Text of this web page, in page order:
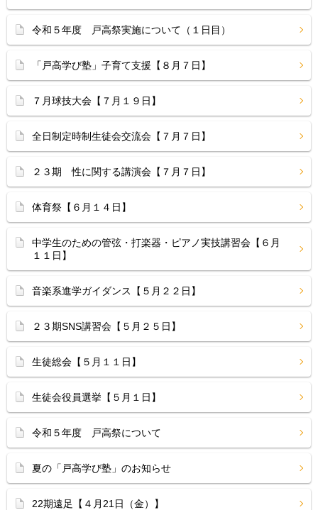
令和５年度 戸高祭実施について（１日目）
「戸高学び塾」子育て支援【８月７日】
７月球技大会【７月１９日】
全日制定時制生徒会交流会【７月７日】
２３期 性に関する講演会【７月７日】
体育祭【６月１４日】
中学生のための管弦・打楽器・ピアノ実技講習会【６月
１１日】
音楽系進学ガイダンス【５月２２日】
２３期SNS講習会【５月２５日】
生徒総会【５月１１日】
生徒会役員選挙【５月１日】
令和５年度 戸高祭について
夏の「戸高学び塾」のお知らせ
22期遠足【４月21日（金）】